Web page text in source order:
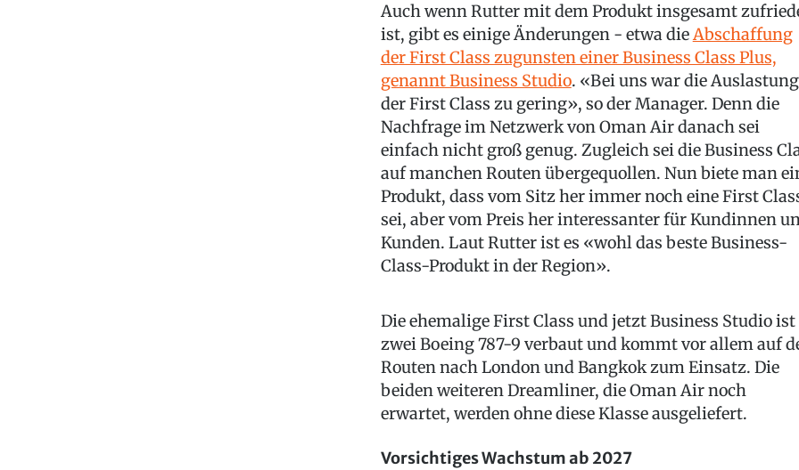
Auch wenn Rutter mit dem Produkt insgesamt
ist, gibt es einige Änderungen - etwa dieAbschaffung
der First Class zugunsten einer Business Class Plus,
genannt Business Studio. «Bei uns war die Auslastung
der First Class zu gering», so der Manager. Denn die
Nachfrage im Netzwerk von Oman Air danach sei
einfach nicht groß genug. Zugleich sei die Business
auf manchen Routen übergequollen. Nun biete man
Produkt, dass vom Sitz her immer noch eine First
sei, aber vom Preis her interessanter für Kundinnen
Kunden. Laut Rutter ist es «wohl das beste Business-
Class-Produkt in der Region».
Die ehemalige First Class und jetzt Business Studio
zwei Boeing 787-9 verbaut und kommt vor allem auf
Routen nach London und Bangkok zum Einsatz. Die
beiden weiteren Dreamliner, die Oman Air noch
erwartet, werden ohne diese Klasse ausgeliefert.
Vorsichtiges Wachstum ab 2027